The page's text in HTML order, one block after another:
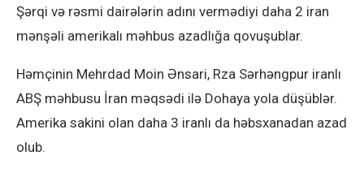
Şərqi və rəsmi dairələrin adını vermədiyi daha 2 iran
mənşəli amerikalı məhbus azadlığa qovuşublar.
Həmçinin Mehrdad Moin Ənsari, Rza Sərhəngpur iranlı
ABŞ məhbusu İran məqsədi ilə Dohaya yola düşüblər.
Amerika sakini olan daha 3 iranlı da həbsxanadan azad
olub.